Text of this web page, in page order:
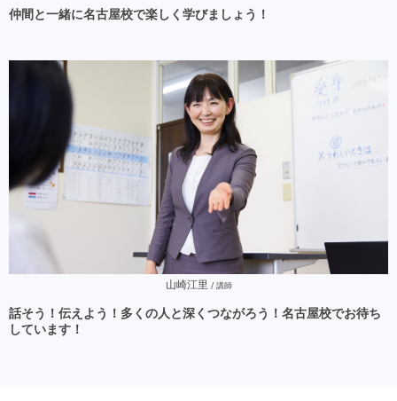
仲間と一緒に名古屋校で楽しく学びましょう！
山崎江里 / 講師
話そう！伝えよう！多くの人と深くつながろう！名古屋校でお待ち
しています！